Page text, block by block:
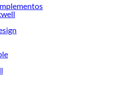
de decoración, estamos aquí para hacer
todo lo que tenemos para ofrecerte en
de Audífonos en Sodimac
de calidad para tus proyectos y
descubre todo lo que tenemos para
de Audífonos en Sodimac.
proyectos de renovación y decoración.